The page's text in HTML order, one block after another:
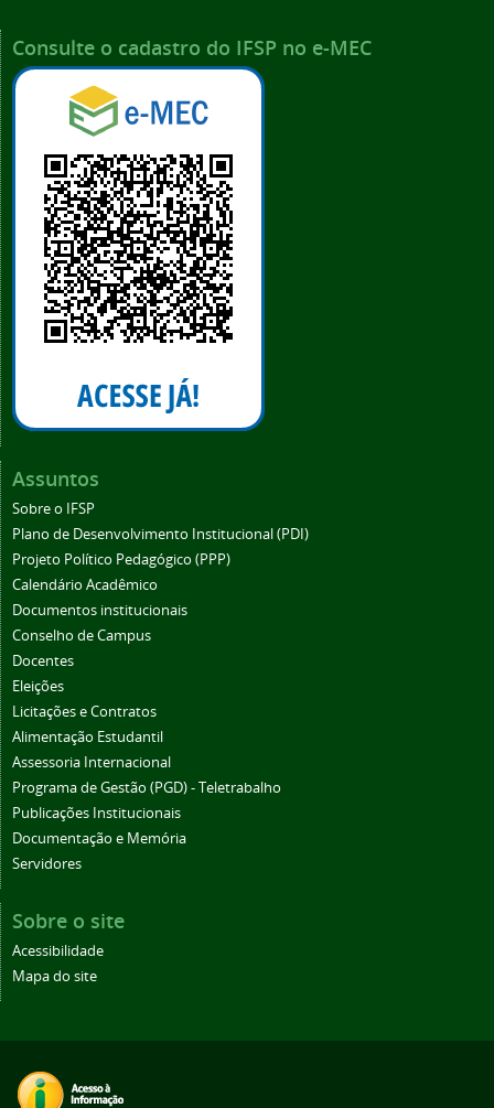
Consulte o cadastro do IFSP no e-MEC
Assuntos
Sobre o IFSP
Plano de Desenvolvimento Institucional (PDI)
Projeto Político Pedagógico (PPP)
Calendário Acadêmico
Documentos institucionais
Conselho de Campus
Docentes
Eleições
Licitações e Contratos
Alimentação Estudantil
Assessoria Internacional
Programa de Gestão (PGD) - Teletrabalho
Publicações Institucionais
Documentação e Memória
Servidores
Sobre o site
Acessibilidade
Mapa do site